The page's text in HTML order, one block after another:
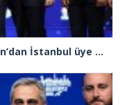
Kasımpaşalı Cumhurbaşkanı Erdoğan’dan İstanbul üye birincisi Beyoğlu İlçe Başkanı Kasım Fırat’a plaket